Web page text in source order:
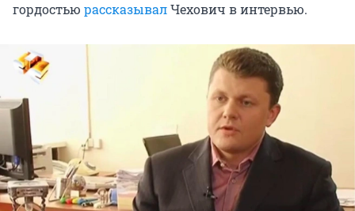
гордостью рассказывалЧехович в интервью.